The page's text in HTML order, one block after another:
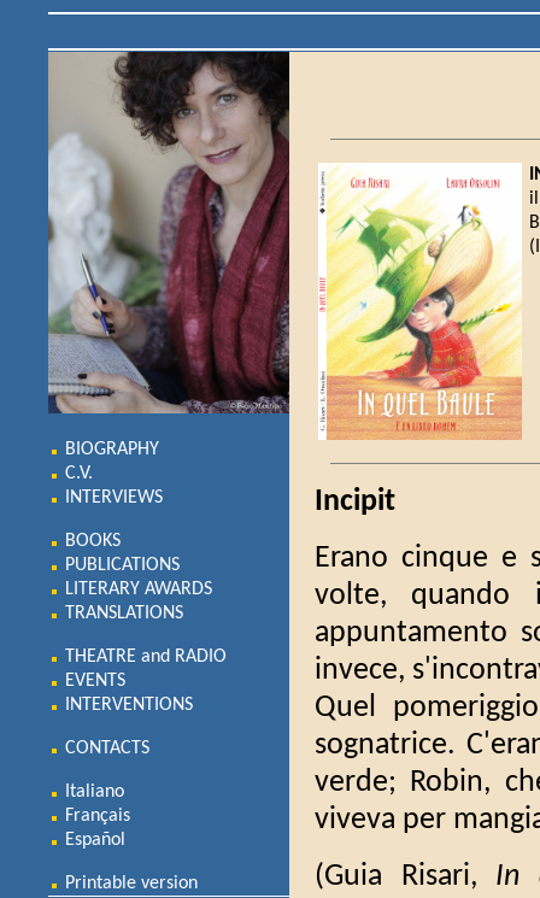
BIOGRAPHY
C.V.
INTERVIEWS
BOOKS
PUBLICATIONS
LITERARY AWARDS
TRANSLATIONS
THEATRE and RADIO
EVENTS
INTERVENTIONS
CONTACTS
Italiano
Français
Español
Printable version
Incipit
Erano cinque e
volte, quando
appuntamento
invece,
Quel
sognatrice.
verde; Robin,
viveva per
(Guia Risari, In